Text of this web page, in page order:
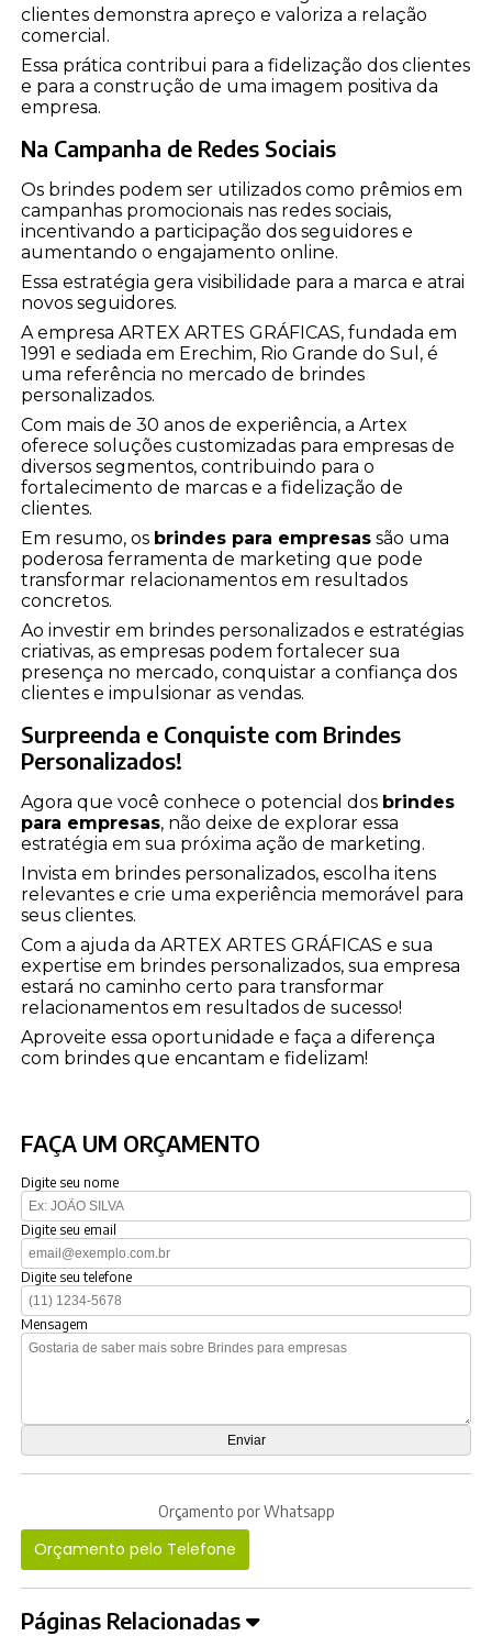
clientes demonstra apreço e valoriza a relação
comercial.
Essa prática contribui para a fidelização dos clientes
e para a construção de uma imagem positiva da
empresa.
Na Campanha de Redes Sociais
Os brindes podem ser utilizados como prêmios em
campanhas promocionais nas redes sociais,
incentivando a participação dos seguidores e
aumentando o engajamento online.
Essa estratégia gera visibilidade para a marca e atrai
novos seguidores.
A empresa ARTEX ARTES GRÁFICAS, fundada em
1991 e sediada em Erechim, Rio Grande do Sul, é
uma referência no mercado de brindes
personalizados.
Com mais de 30 anos de experiência, a Artex
oferece soluções customizadas para empresas de
diversos segmentos, contribuindo para o
fortalecimento de marcas e a fidelização de
clientes.
Em resumo, os brindes para empresas são uma
poderosa ferramenta de marketing que pode
transformar relacionamentos em resultados
concretos.
Ao investir em brindes personalizados e estratégias
criativas, as empresas podem fortalecer sua
presença no mercado, conquistar a confiança dos
clientes e impulsionar as vendas.
Surpreenda e Conquiste com Brindes
Personalizados!
Agora que você conhece o potencial dos brindes
para empresas, não deixe de explorar essa
estratégia em sua próxima ação de marketing.
Invista em brindes personalizados, escolha itens
relevantes e crie uma experiência memorável para
seus clientes.
Com a ajuda da ARTEX ARTES GRÁFICAS e sua
expertise em brindes personalizados, sua empresa
estará no caminho certo para transformar
relacionamentos em resultados de sucesso!
Aproveite essa oportunidade e faça a diferença
com brindes que encantam e fidelizam!
FAÇA UM ORÇAMENTO
Digite seu nome
Digite seu email
Digite seu telefone
Mensagem
Orçamento por Whatsapp
Orçamento pelo Telefone
Páginas Relacionadas